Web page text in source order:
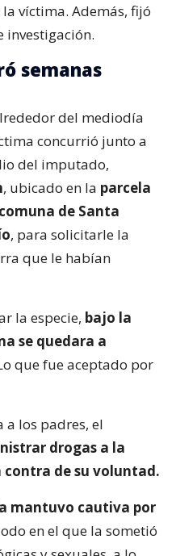
víctima. Además, fijó
investigación.
semanas
del mediodía
concurrió junto a
del imputado,
, ubicado en la parcela
de Santa
, para solicitarle la
que le habían
la especie, bajo la
se quedara a
que fue aceptado por
los padres, el
drogas a la
de su voluntad.
mantuvo cautiva por
en el que la sometió